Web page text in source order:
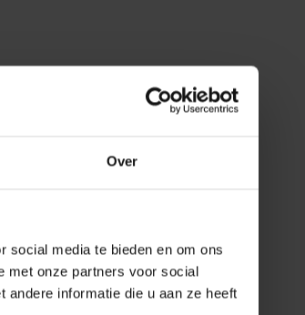
Over
social media te bieden en om ons
met onze partners voor social
andere informatie die u aan ze heeft
voor
Knop was acht